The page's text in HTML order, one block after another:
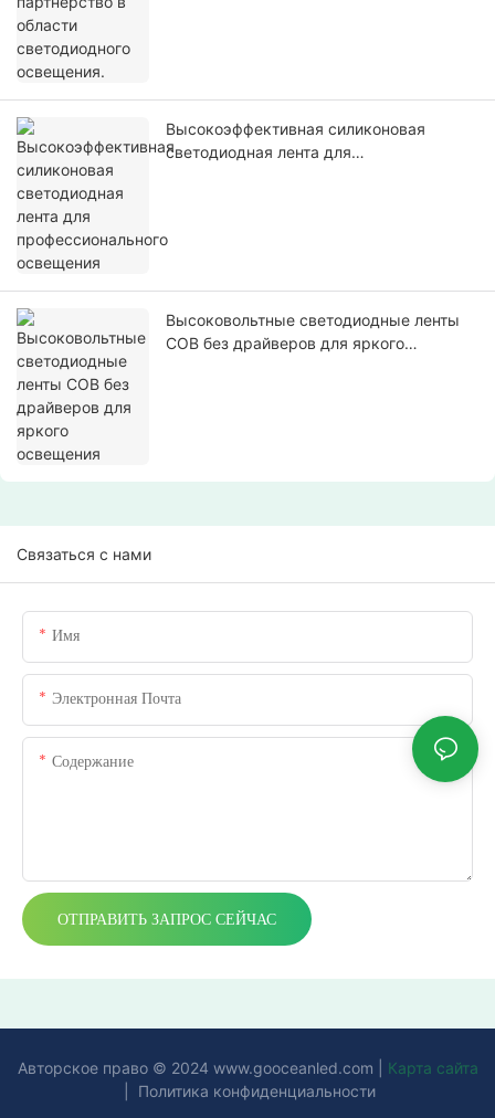
Высокоэффективная силиконовая
светодиодная лента для
Высоковольтные светодиодные ленты
COB без драйверов для яркого
Связаться с нами
Имя
Электронная Почта
Содержание
ОТПРАВИТЬ ЗАПРОС СЕЙЧАС
Авторское право © 2024 www.gooceanled.com
Карта сайта
Политика конфиденциальности